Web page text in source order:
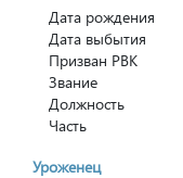
Дата рождения
Дата выбытия
Призван РВК
Звание
Должность
Часть
Уроженец